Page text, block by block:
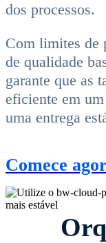
dos processos.
Com limites de
de qualidade
garante que as
eficiente em
uma entrega
Comece